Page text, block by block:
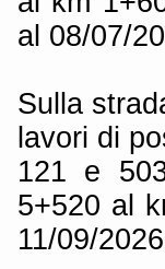
al 08/07/
Sulla
lavori di
121 e
5+520 al
11/09/